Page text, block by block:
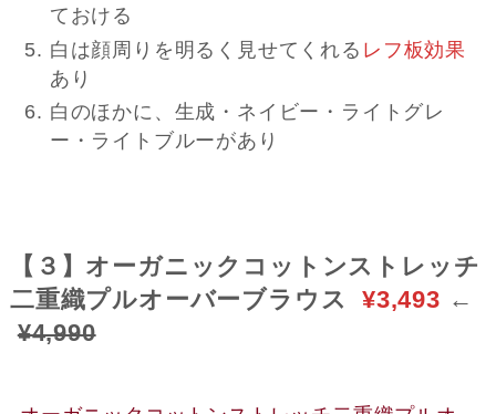
ておける
白は顔周りを明るく見せてくれる レフ板効果
あり
白のほかに、生成・ネイビー・ライトグレ
ー・ライトブルーがあり
【３】オーガニックコットンストレッチ
二重織プルオーバーブラウス¥3,493 ←
¥4,990